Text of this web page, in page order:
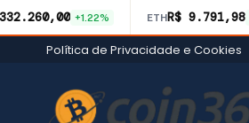
+1.22% ETHR$ 9.791,98
Política de Privacidade e Cookies